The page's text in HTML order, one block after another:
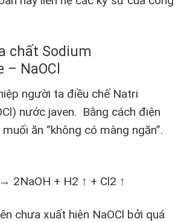
chất Sodium
– NaOCl
người ta điều chế Natri
nước javen. Bằng cách điện
ăn “không có màng ngăn”.
2NaOH + H2 ↑ + Cl2 ↑
chưa xuất hiện NaOCl bởi quá